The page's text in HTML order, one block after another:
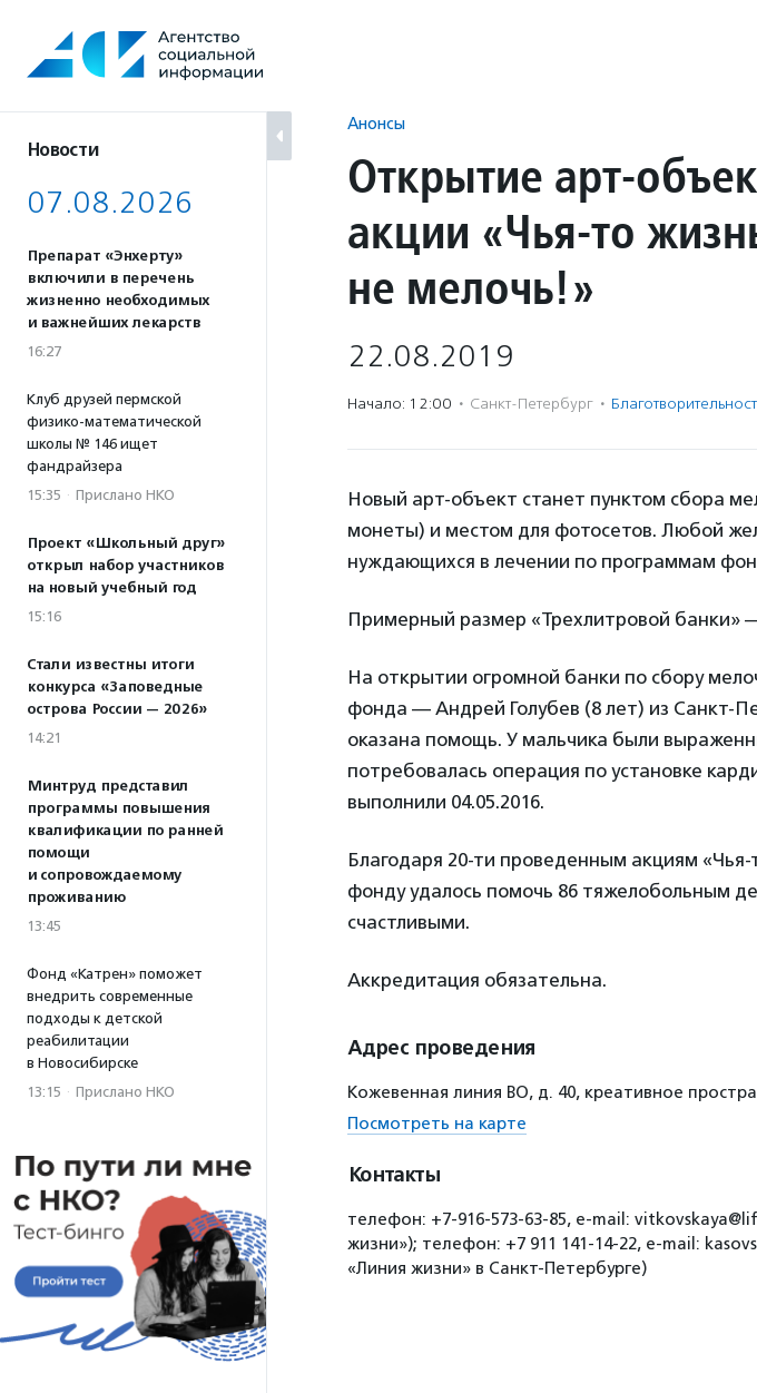
содержанию
Новости
07.08.2026
Препарат «Энхерту»
включили в перечень
жизненно необходимых
и важнейших лекарств
16:27
Клуб друзей пермской
физико-математической
школы № 146 ищет
фандрайзера
15:35 · Прислано НКО
Проект «Школьный друг»
открыл набор участников
на новый учебный год
15:16
Стали известны итоги
конкурса «Заповедные
острова России — 2026»
14:21
Минтруд представил
программы повышения
квалификации по ранней
помощи
и сопровождаемому
проживанию
13:45
Фонд «Катрен» поможет
внедрить современные
подходы к детской
реабилитации
в Новосибирске
13:15 · Прислано НКО
Анонсы
Открытие арт-
акции «Чья-то
не мелочь!»
22.08.2019
Начало: 12:00 · Санкт-Петербург ·
Новый арт-объект станет пунктом сбора
монеты) и местом для фотосетов. Любой
нуждающихся в лечении по программам
Примерный размер «Трехлитровой банки»
На открытии огромной банки по сбору
фонда — Андрей Голубев (8 лет) из Санкт-
оказана помощь. У мальчика были
потребовалась операция по установке
выполнили 04.05.2016.
Благодаря 20-ти проведенным акциям
фонду удалось помочь 86 тяжелобольным
счастливыми.
Аккредитация обязательна.
Адрес проведения
Кожевенная линия ВО, д. 40, креативное
Посмотреть на карте
Контакты
телефон: +7-916-573-63-85, e-mail:
жизни»); телефон: +7 911 141-14-22, e-mail:
«Линия жизни» в Санкт-Петербурге)